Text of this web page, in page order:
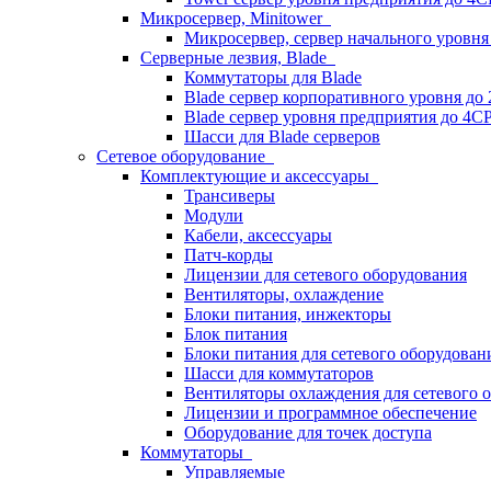
Микросервер, Minitower
Микросервер, сервер начального
Серверные лезвия, Blade
Коммутаторы для Blade
Blade сервер корпоративного уровня до
Blade сервер уровня предприятия до
Шасси для Blade серверов
Сетевое оборудование
Комплектующие и аксессуары
Трансиверы
Модули
Кабели, аксессуары
Патч-корды
Лицензии для сетевого оборудования
Вентиляторы, охлаждение
Блоки питания, инжекторы
Блок питания
Блоки питания для сетевого
Шасси для коммутаторов
Вентиляторы охлаждения для сетевого
Лицензии и программное обеспечение
Оборудование для точек доступа
Коммутаторы
Управляемые